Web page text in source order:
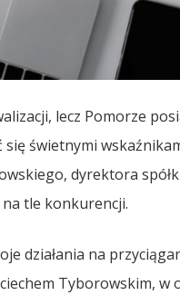
lecz Pomorze
świetnymi
dyrektora
tle konkurencji.
działania na
Tyborowskim,